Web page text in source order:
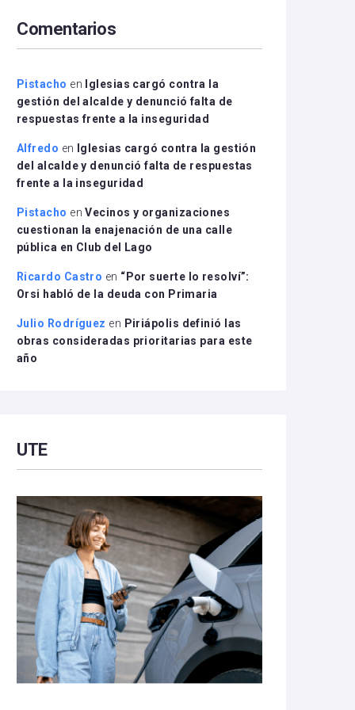
disminuir
el
Comentarios
Pistacho en
Iglesias cargó contra la
gestión del alcalde y denunció falta de
respuestas frente a la inseguridad
Alfredo en
Iglesias cargó contra la gestión
del alcalde y denunció falta de respuestas
frente a la inseguridad
Pistacho enVecinos y organizaciones
cuestionan la enajenación de una calle
pública en Club del Lago
Ricardo Castro en “Por suerte lo resolví”:
Orsi habló de la deuda con Primaria
Julio Rodríguez en Piriápolis definió las
obras consideradas prioritarias para este
año
UTE